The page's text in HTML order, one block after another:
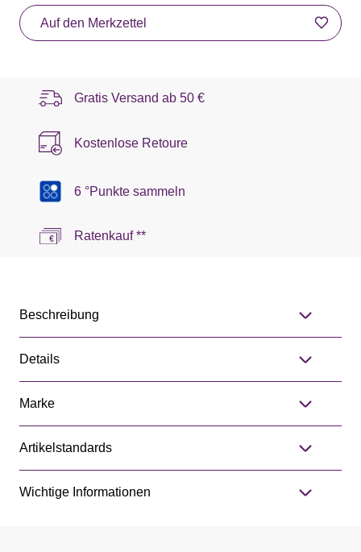
Auf den Merkzettel
Gratis Versand ab 50 €
Kostenlose Retoure
6 °Punkte sammeln
Ratenkauf **
Beschreibung
Details
Marke
Artikelstandards
Wichtige Informationen